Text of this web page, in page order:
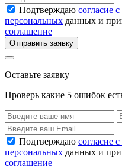
Подтверждаю согласие
персональных данных и
соглашение
Отправить заявку
Оставьте заявку
Проверь какие 5 ошибок
Подтверждаю согласие
персональных данных и
соглашение